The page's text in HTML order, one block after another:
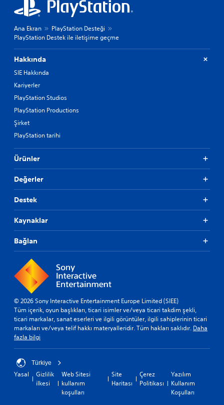
Ana Ekran
PlayStation Desteği
PlayStation Destek ile iletişime geçme
Hakkında
SIE Hakkında
Kariyerler
PlayStation Studios
PlayStation Productions
Şirket
PlayStation tarihi
Ürünler
Değerler
Destek
Kaynaklar
Bağlan
© 2026 Sony Interactive Entertainment Europe Limited (SIEE)
Tüm içerik, oyun başlıkları, ticari isimler ve/veya ticari takdim şekli,
ticari markalar, sanat eserleri ve ilgili görüntüler, ilgili sahiplerinin ticari
markaları ve/veya telif hakkı materyalleridir. Tüm hakları saklıdır. Daha
fazla bilgi
Türkiye
Yasal
Gizlilik
ilkesi
Web Sitesi
kullanım
koşulları
Site
Haritası
Çerez
Politikası
Yazılım
Kullanım
Koşulları